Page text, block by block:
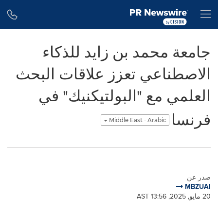
جامعة محمد بن زايد للذكاء
الاصطناعي تعزز علاقات البحث
العلمي مع "البولتيكنيك" في
فرنسا
Middle East - Arabic
صدر عن
MBZUAI
20 مايو, 2025, 13:56 AST